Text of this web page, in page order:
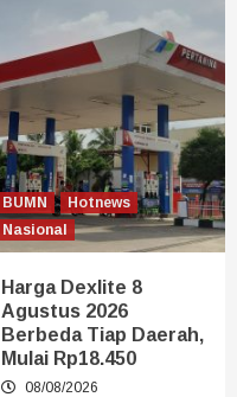
BUMN
Hotnews
Nasional
Harga Dexlite 8
Agustus 2026
Berbeda Tiap Daerah,
Mulai Rp18.450
08/08/2026